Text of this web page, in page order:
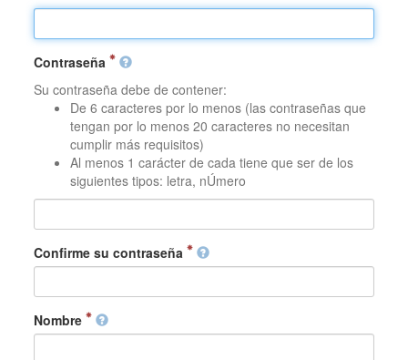
Contraseña
Su contraseña debe de contener:
De 6 caracteres por lo menos (las contraseñas que
tengan por lo menos 20 caracteres no necesitan
cumplir más requisitos)
Al menos 1 carácter de cada tiene que ser de los
siguientes tipos: letra, nÚmero
Confirme su contraseña
Nombre